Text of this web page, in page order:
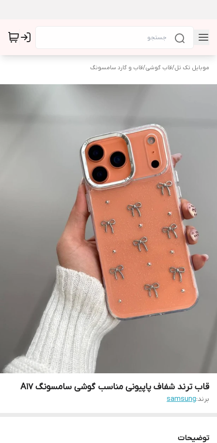
موبایل تک تل/قاب گوشی/قاب و گارد سامسونگ
قاب ترند شفاف پاپیونی مناسب گوشی سامسونگ A17
برند:samsung
توضیحات